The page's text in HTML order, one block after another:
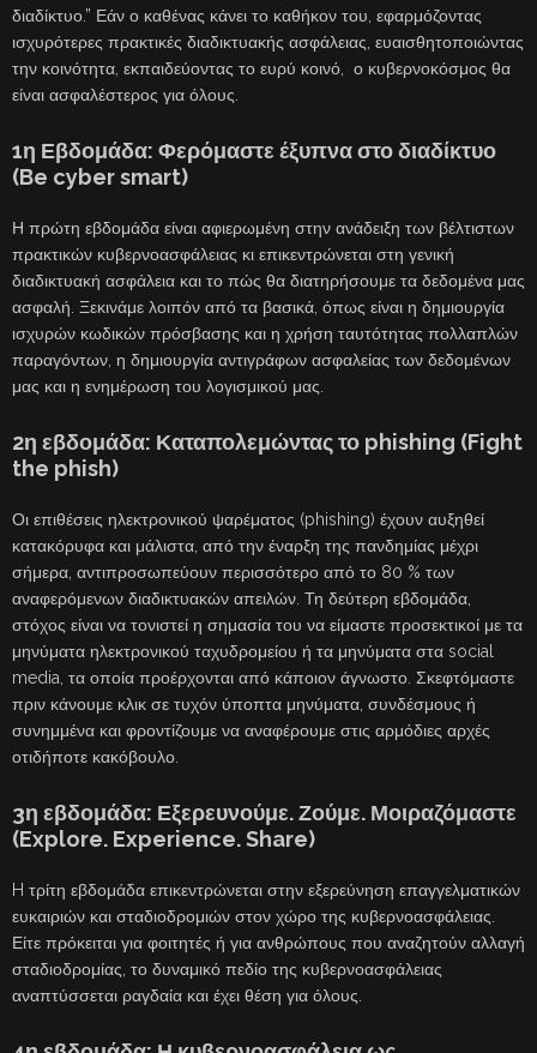
διαδίκτυο.” Εάν ο καθένας κάνει το καθήκον του, εφαρμόζοντας
ισχυρότερες πρακτικές διαδικτυακής ασφάλειας, ευαισθητοποιώντας
την κοινότητα, εκπαιδεύοντας το ευρύ κοινό, ο κυβερνοκόσμος θα
είναι ασφαλέστερος για όλους.
1η Εβδομάδα: Φερόμαστε έξυπνα στο διαδίκτυο
(Be cyber smart)
Η πρώτη εβδομάδα είναι αφιερωμένη στην ανάδειξη των βέλτιστων
πρακτικών κυβερνοασφάλειας κι επικεντρώνεται στη γενική
διαδικτυακή ασφάλεια και το πώς θα διατηρήσουμε τα δεδομένα μας
ασφαλή. Ξεκινάμε λοιπόν από τα βασικά, όπως είναι η δημιουργία
ισχυρών κωδικών πρόσβασης και η χρήση ταυτότητας πολλαπλών
παραγόντων, η δημιουργία αντιγράφων ασφαλείας των δεδομένων
μας και η ενημέρωση του λογισμικού μας.
2η εβδομάδα: Καταπολεμώντας το phishing (Fight
the phish)
Οι επιθέσεις ηλεκτρονικού ψαρέματος (phishing) έχουν αυξηθεί
κατακόρυφα και μάλιστα, από την έναρξη της πανδημίας μέχρι
σήμερα, αντιπροσωπεύουν περισσότερο από το 80 % των
αναφερόμενων διαδικτυακών απειλών. Τη δεύτερη εβδομάδα,
στόχος είναι να τονιστεί η σημασία του να είμαστε προσεκτικοί με τα
μηνύματα ηλεκτρονικού ταχυδρομείου ή τα μηνύματα στα social
media, τα οποία προέρχονται από κάποιον άγνωστο. Σκεφτόμαστε
πριν κάνουμε κλικ σε τυχόν ύποπτα μηνύματα, συνδέσμους ή
συνημμένα και φροντίζουμε να αναφέρουμε στις αρμόδιες αρχές
οτιδήποτε κακόβουλο.
3η εβδομάδα: Εξερευνούμε. Ζούμε. Μοιραζόμαστε
(Explore. Experience. Share)
H τρίτη εβδομάδα επικεντρώνεται στην εξερεύνηση επαγγελματικών
ευκαιριών και σταδιοδρομιών στον χώρο της κυβερνοασφάλειας.
Είτε πρόκειται για φοιτητές ή για ανθρώπους που αναζητούν αλλαγή
σταδιοδρομίας, το δυναμικό πεδίο της κυβερνοασφάλειας
αναπτύσσεται ραγδαία και έχει θέση για όλους.